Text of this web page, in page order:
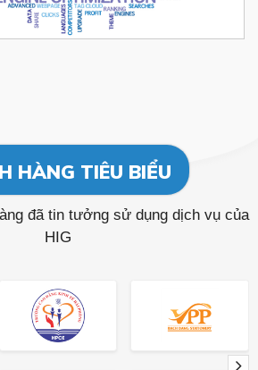
HÀNG TIÊU BIỂU
đã tin tưởng sử dụng dịch vụ của
HIG